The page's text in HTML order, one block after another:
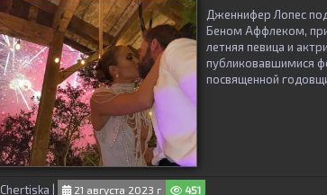
Дженнифер Лопес
Беном Аффлеком,
летняя певица и
публиковавшимися
посвященной
Chertiska 21 августа 2023 г 451